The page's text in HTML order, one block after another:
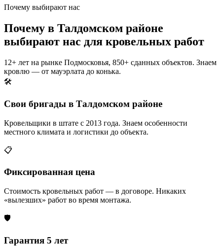
Почему выбирают нас
Почему в Талдомском районе
выбирают нас для кровельных работ
12+ лет на рынке Подмосковья, 850+ сданных объектов. Знаем
кровлю — от мауэрлата до конька.
🛠️
Свои бригады в Талдомском районе
Кровельщики в штате с 2013 года. Знаем особенности
местного климата и логистики до объекта.
📋
Фиксированная цена
Стоимость кровельных работ — в договоре. Никаких
«вылезших» работ во время монтажа.
🛡️
Гарантия 5 лет